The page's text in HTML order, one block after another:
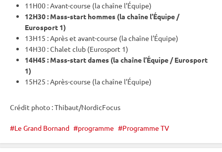
11H00 : Avant-course (la chaîne l’Équipe)
12H30 : Mass-start hommes (la chaîne l’Équipe /
Eurosport 1)
13H15 : Après et avant-course (la chaîne l’Équipe)
14H30 : Chalet club (Eurosport 1)
14H45 : Mass-start dames (la chaîne l’Équipe / Eurosport
1)
15H25 : Après-course (la chaîne l’Équipe)
Crédit photo : Thibaut/NordicFocus
Le Grand Bornand programme Programme TV